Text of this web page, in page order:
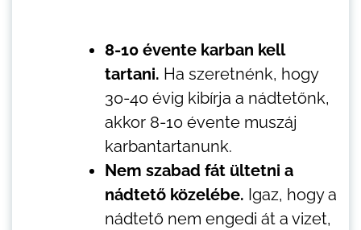
8-10 évente karban kell
tartani. Ha szeretnénk, hogy
30-40 évig kibírja a nádtetőnk,
akkor 8-10 évente muszáj
karbantartanunk.
Nem szabad fát ültetni a
nádtető közelébe. Igaz, hogy a
nádtető nem engedi át a vizet,